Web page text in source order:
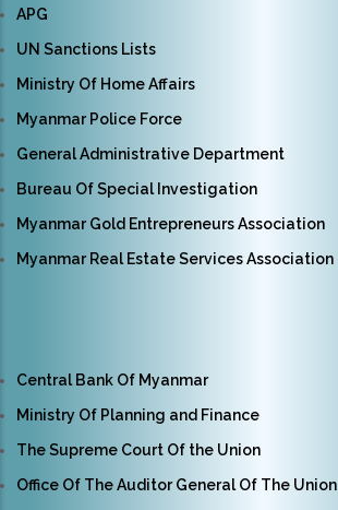
APG
UN Sanctions Lists
Ministry Of Home Affairs
Myanmar Police Force
General Administrative Department
Bureau Of Special Investigation
Myanmar Gold Entrepreneurs Association
Myanmar Real Estate Services Association
Central Bank Of Myanmar
Ministry Of Planning and Finance
The Supreme Court Of the Union
Office Of The Auditor General Of The Union